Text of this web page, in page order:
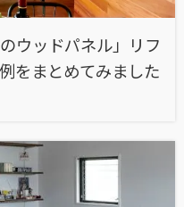
ウッドパネル」リフ
をまとめてみました